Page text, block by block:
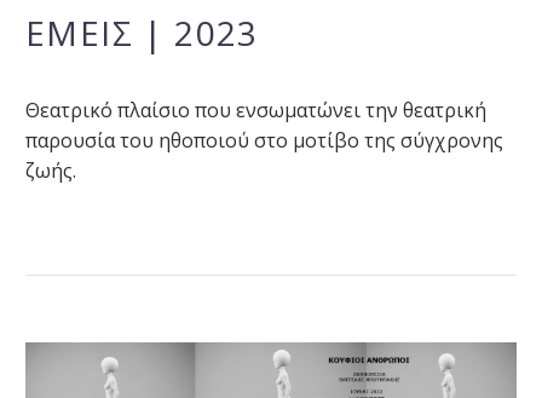
ΕΜΕΙΣ | 2023
Θεατρικό πλαίσιο που ενσωματώνει την θεατρική
παρουσία του ηθοποιού στο μοτίβο της σύγχρονης
ζωής.